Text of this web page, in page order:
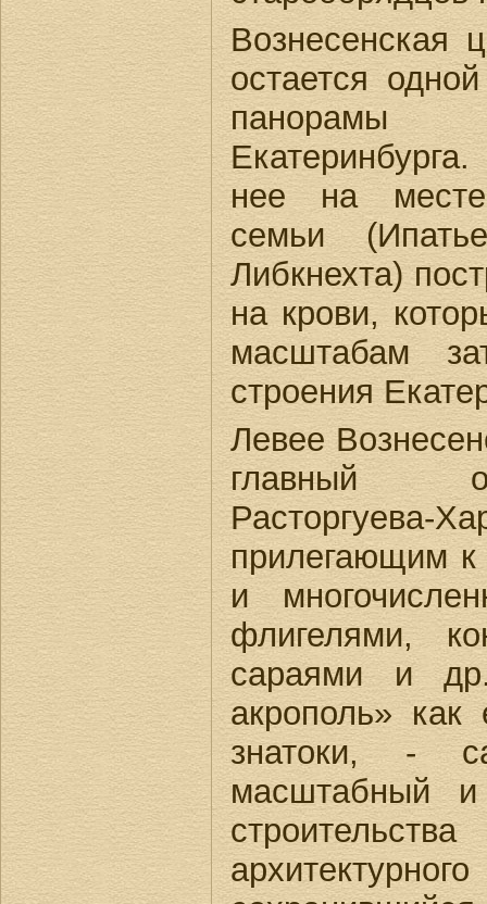
Вознесенская
остается
панорамы
нее на месте
семьи
Либкнехта)
на крови,
масштабам
строения
Левее
главный
прилегающим
и
флигелями,
сараями и
акрополь» как
знатоки, -
масштабный